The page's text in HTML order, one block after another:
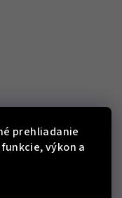
prehliadanie
výkon a